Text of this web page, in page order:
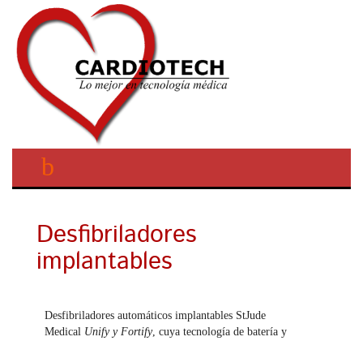
Desfibriladores
implantables
Desfibriladores automáticos implantables StJude
Medical Unify y Fortify, cuya tecnología de batería y